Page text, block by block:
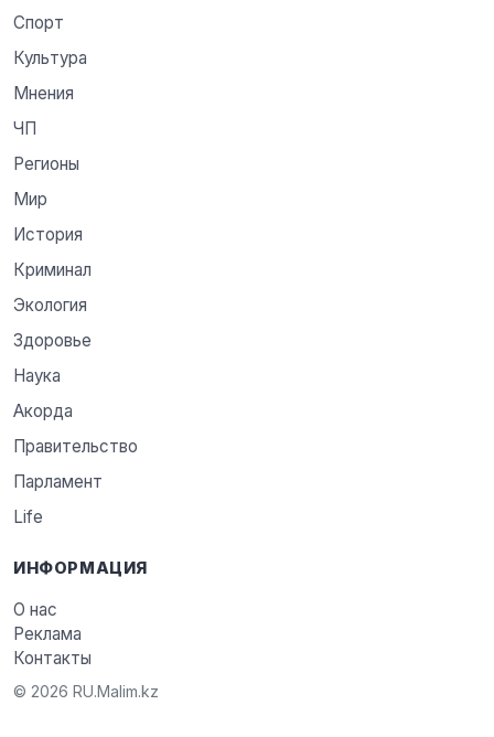
Спорт
Культура
Мнения
ЧП
Регионы
Мир
История
Криминал
Экология
Здоровье
Наука
Акорда
Правительство
Парламент
Life
ИНФОРМАЦИЯ
О нас
Реклама
Контакты
© 2026 RU.Malim.kz